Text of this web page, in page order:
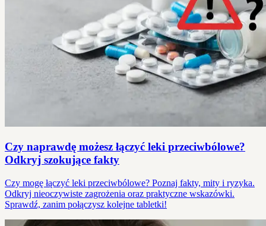
Czy naprawdę możesz łączyć leki przeciwbólowe?
Odkryj szokujące fakty
Czy mogę łączyć leki przeciwbólowe? Poznaj fakty, mity i ryzyka.
Odkryj nieoczywiste zagrożenia oraz praktyczne wskazówki.
Sprawdź, zanim połączysz kolejne tabletki!